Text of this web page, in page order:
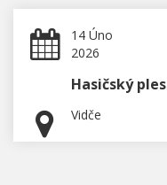
14 Úno
2026
Hasičský ples
Vidče